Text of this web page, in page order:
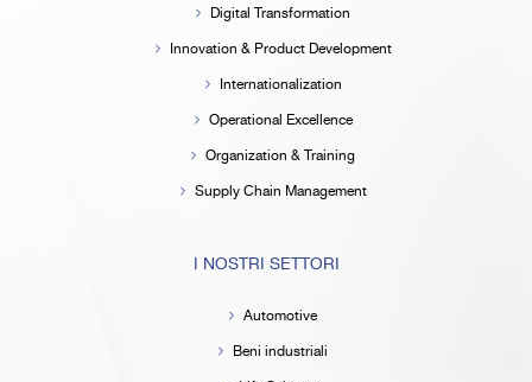
Digital Transformation
Innovation & Product Development
Internationalization
Operational Excellence
Organization & Training
Supply Chain Management
I NOSTRI SETTORI
Automotive
Beni industriali